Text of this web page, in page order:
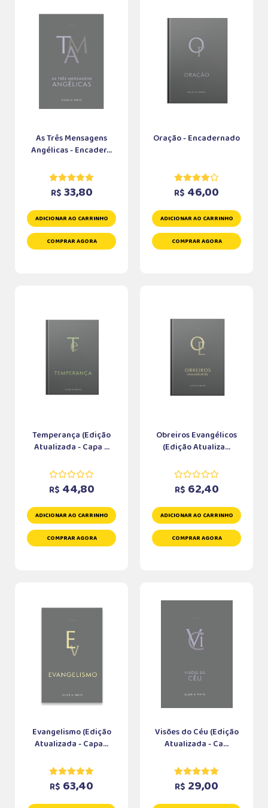
As Três Mensagens
Angélicas - Encader...
R$ 33,80
ADICIONAR AO CARRINHO
COMPRAR AGORA
Oração - Encadernado
R$ 46,00
ADICIONAR AO CARRINHO
COMPRAR AGORA
Temperança (Edição
Atualizada - Capa ...
R$ 44,80
ADICIONAR AO CARRINHO
COMPRAR AGORA
Obreiros Evangélicos
(Edição Atualiza...
R$ 62,40
ADICIONAR AO CARRINHO
COMPRAR AGORA
Evangelismo (Edição
Atualizada - Capa...
R$ 63,40
Visões do Céu (Edição
Atualizada - Ca...
R$ 29,00